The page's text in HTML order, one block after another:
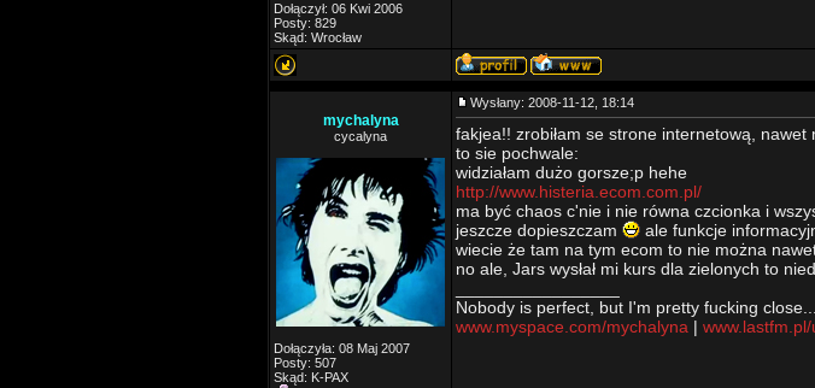
Dołączył: 06 Kwi 2006
Posty: 829
Skąd: Wrocław
mychalyna
cycalyna
Dołączyła: 08 Maj 2007
Posty: 507
Skąd: K-PAX
Wysłany: 2008-11-12, 18:14
fakjea!! zrobiłam se strone internetową,
to sie pochwale:
widziałam dużo gorsze;p hehe
http://www.histeria.ecom.com.pl/
ma być chaos c'nie i nie równa czcionka i
jeszcze dopieszczam
ale funkcje
wiecie że tam na tym ecom to nie można
no ale, Jars wysłał mi kurs dla zielonych to
Nobody is perfect, but I'm pretty fucking close...
www.myspace.com/mychalyna |